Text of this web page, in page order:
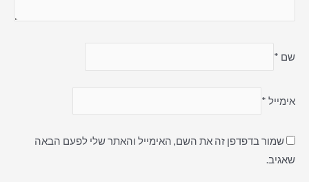
שם *
אימייל *
שמור בדפדפן זה את השם, האימייל והאתר שלי לפעם הבאה
שאגיב.